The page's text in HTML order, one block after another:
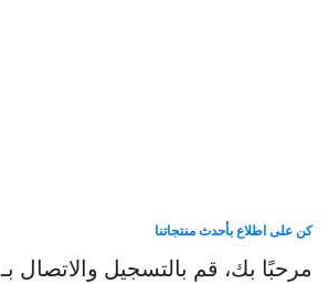
كن على اطلاع بأحدث منتجاتنا
مرحبًا بك، قم بالتسجيل والاتصال بـ